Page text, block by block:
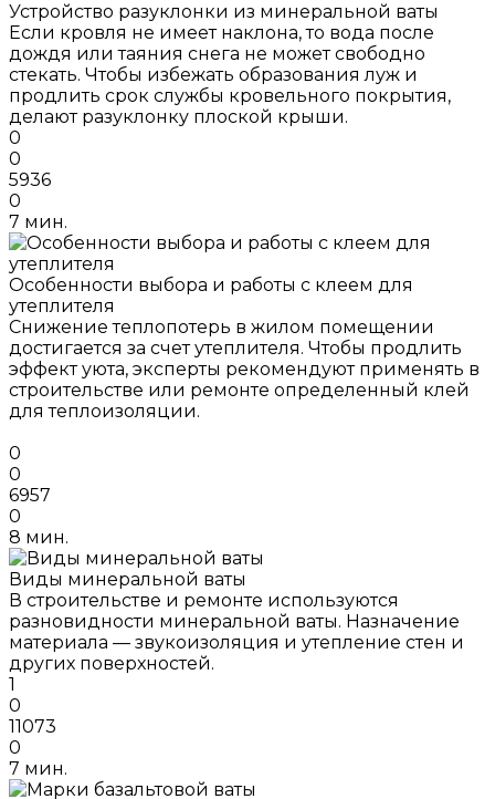
Устройство разуклонки из минеральной ваты
Если кровля не имеет наклона, то вода после
дождя или таяния снега не может свободно
стекать. Чтобы избежать образования луж и
продлить срок службы кровельного покрытия,
делают разуклонку плоской крыши.
0
0
5936
0
7 мин.
Особенности выбора и работы с клеем для
утеплителя
Снижение теплопотерь в жилом помещении
достигается за счет утеплителя. Чтобы продлить
эффект уюта, эксперты рекомендуют применять в
строительстве или ремонте определенный клей
для теплоизоляции.
0
0
6957
0
8 мин.
Виды минеральной ваты
В строительстве и ремонте используются
разновидности минеральной ваты. Назначение
материала — звукоизоляция и утепление стен и
других поверхностей.
1
0
11073
0
7 мин.